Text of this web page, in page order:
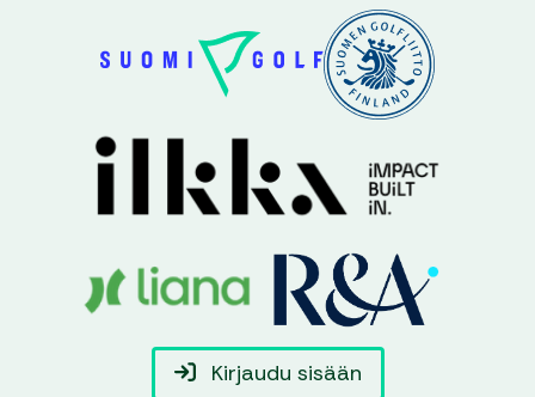
Kirjaudu sisään